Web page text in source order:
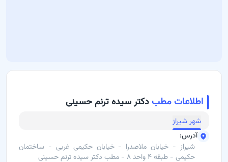
حکیمی طبقه ۴ واحد ۸
شماره تماس: 09917893154
اطلاعات مطب دکتر سیده ترنم حسینی
شهرشیراز
آدرس:
شیراز - خیابان ملاصدرا - خیابان حکیمی غربی - ساختمان
حکیمی - طبقه ۴ واحد ۸ - مطب دکتر سیده ترنم حسینی